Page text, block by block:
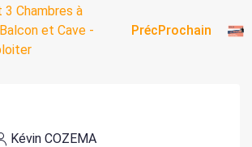
PrécProchain
Kévin COZEMA